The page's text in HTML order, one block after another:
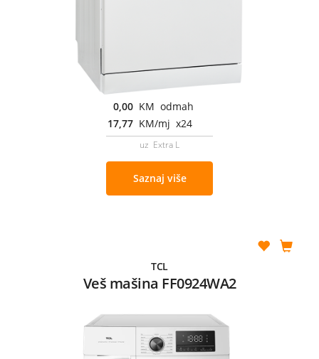
0,00 KM odmah
17,77 KM/mj x24
uz Extra L
Saznaj više
TCL
Veš mašina FF0924WA2